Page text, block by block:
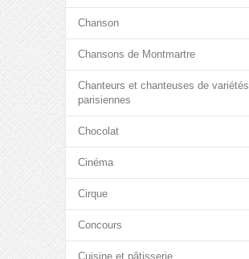
Chanson
Chansons de Montmartre
Chanteurs et chanteuses de variétés
parisiennes
Chocolat
Cinéma
Cirque
Concours
Cuisine et pâtisserie